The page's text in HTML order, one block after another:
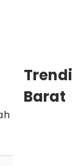
Barat